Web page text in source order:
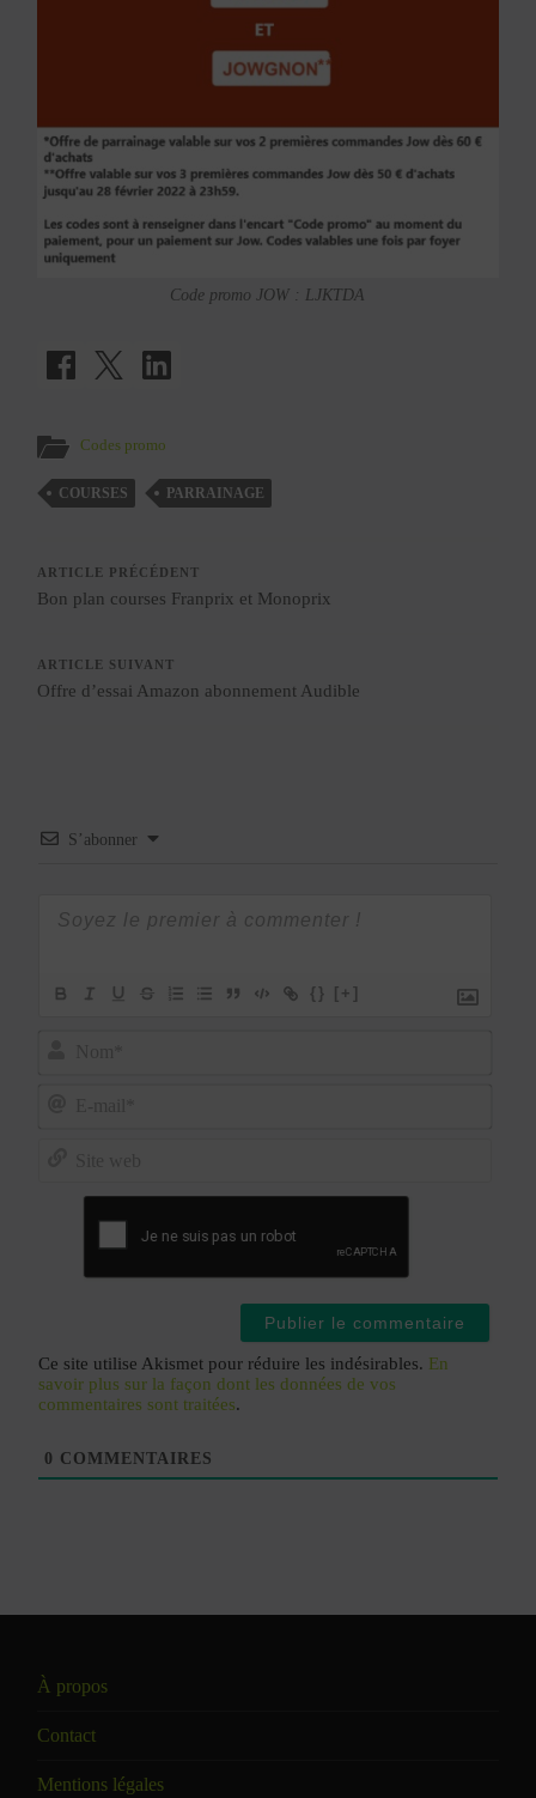
Code promo JOW : LJKTDA
Codes promo
COURSES PARRAINAGE
ARTICLE PRÉCÉDENT
Bon plan courses Franprix et Monoprix
ARTICLE SUIVANT
Offre d’essai Amazon abonnement Audible
S’abonner
{} [+]
Ce site utilise Akismet pour réduire les indésirables. En
savoir plus sur la façon dont les données de vos
commentaires sont traitées.
0 COMMENTAIRES
À propos
Contact
Mentions légales